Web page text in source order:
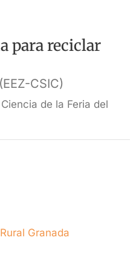
para reciclar
CSIC)
de la Feria del
Granada